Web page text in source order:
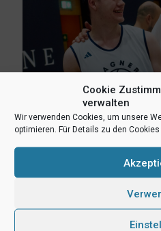
Cookie
verwalten
Wir verwenden Cookies, um unsere
optimieren. Für Details zu den
Lukas Freitag, Heikki Humpert
Aufgebot